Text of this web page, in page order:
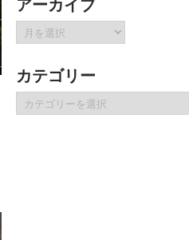
アーカイブ
ア
ー
イ
ブ
カテゴリー
テ